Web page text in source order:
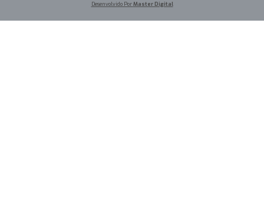
Desenvolvido PorMaster Digital